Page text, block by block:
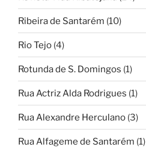
Ribeira de Santarém (10)
Rio Tejo (4)
Rotunda de S. Domingos (1)
Rua Actriz Alda Rodrigues (1)
Rua Alexandre Herculano (3)
Rua Alfageme de Santarém (1)